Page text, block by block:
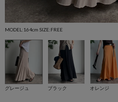
MODEL:164cm SIZE:FREE
グレージュ ブラック オレンジ